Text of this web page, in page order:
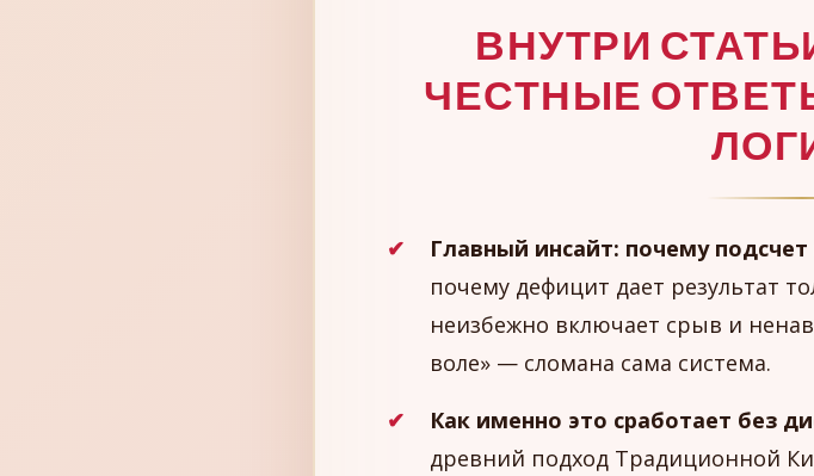
ВНУТРИ
ЧЕСТНЫЕ
Главный инсайт: почему
почему дефицит дает результат
неизбежно включает срыв и
воле» — сломана сама система.
Как именно это сработает без
древний подход Традиционной